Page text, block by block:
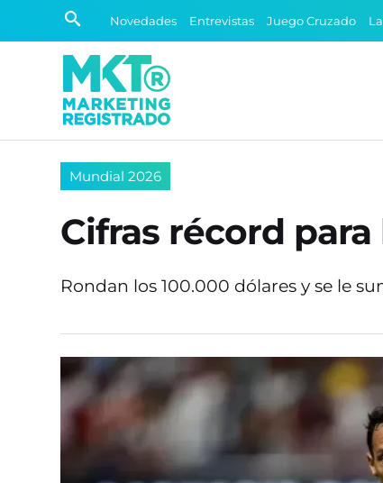
Novedades Entrevistas Juego Cruzado
Mundial 2026
Cifras récord
Rondan los 100.000 dólares y se le